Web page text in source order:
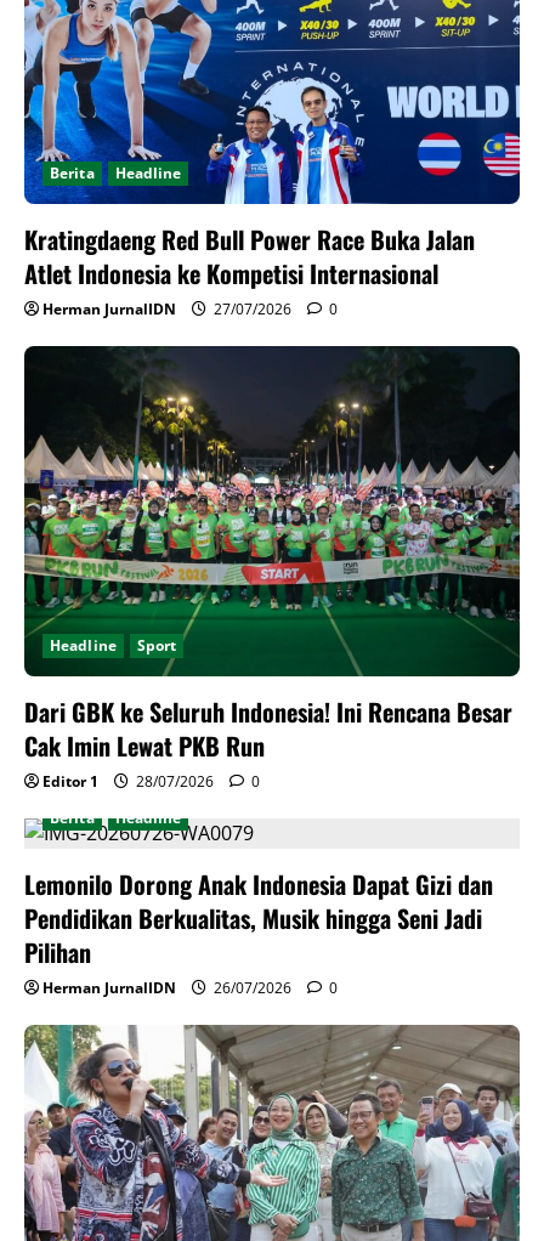
Berita Headline
Kratingdaeng Red Bull Power Race Buka Jalan
Atlet Indonesia ke Kompetisi Internasional
Herman JurnalIDN 27/07/2026 0
Headline Sport
Dari GBK ke Seluruh Indonesia! Ini Rencana Besar
Cak Imin Lewat PKB Run
Editor 1 28/07/2026
0
Berita
Headline
Lemonilo Dorong Anak Indonesia Dapat Gizi dan
Pendidikan Berkualitas, Musik hingga Seni Jadi
Pilihan
Herman JurnalIDN 26/07/2026 0